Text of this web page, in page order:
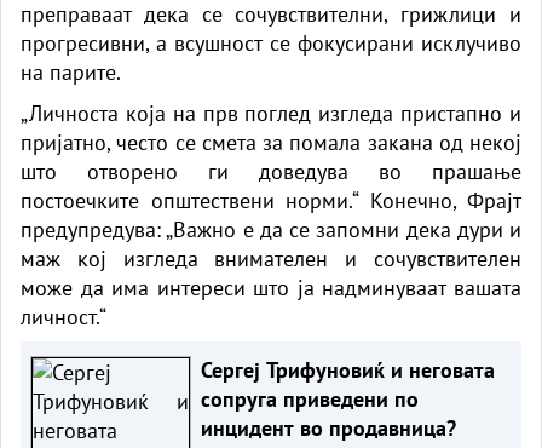
преправаат дека се сочувствителни, грижлици и
прогресивни, а всушност се фокусирани исклучиво
на парите.
„Личноста која на прв поглед изгледа пристапно и
пријатно, често се смета за помала закана од некој
што отворено ги доведува во прашање
постоечките општествени норми.“ Конечно, Фрајт
предупредува: „Важно е да се запомни дека дури и
маж кој изгледа внимателен и сочувствителен
може да има интереси што ја надминуваат вашата
личност.“
Сергеј Трифуновиќ и неговата
сопруга приведени по
инцидент во продавница?